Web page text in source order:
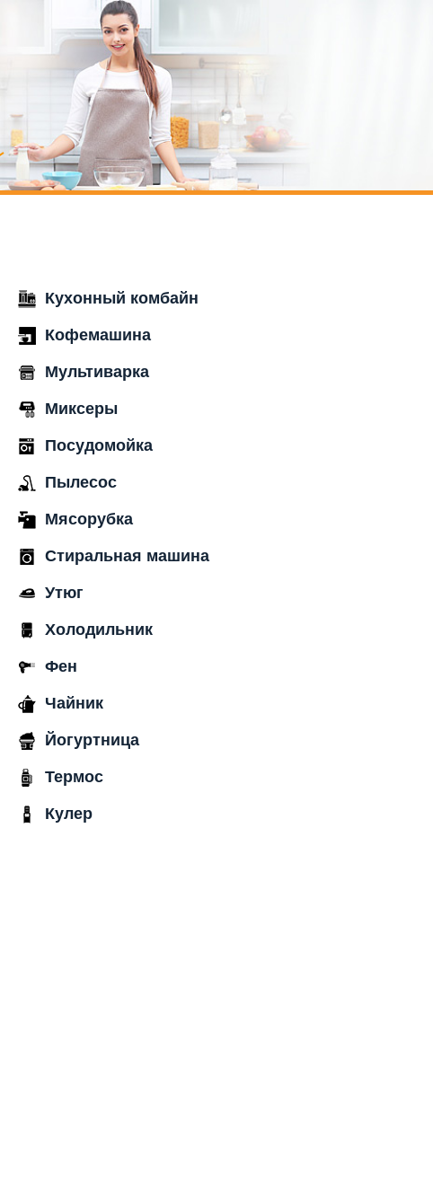
Кухонный комбайн
Кофемашина
Мультиварка
Миксеры
Посудомойка
Пылесос
Мясорубка
Стиральная машина
Утюг
Холодильник
Фен
Чайник
Йогуртница
Термос
Кулер